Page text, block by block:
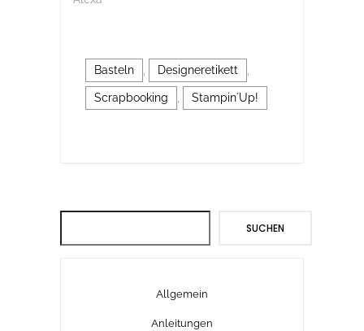
Basteln Designeretikett
Scrapbooking Stampin´Up!
SUCHEN
Allgemein
Anleitungen